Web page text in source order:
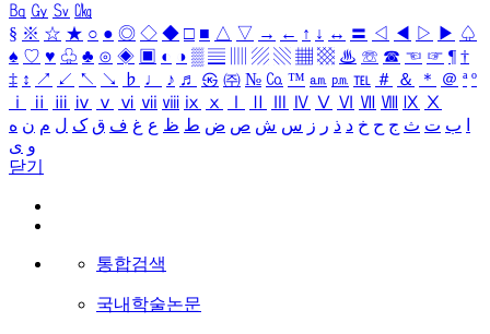
㏃ ㏉ ㏜ ㏆
§ ※ ☆ ★ ○ ● ◎ ◇ ◆ □ ■ △ ▽ → ← ↑ ↓ ↔ 〓 ◁ ◀ ▷ ▶ ♤
♠ ♡ ♥ ♧ ♣ ⊙ ◈ ▣ ◐ ◑ ▒ ▤ ▨ ▧ ▦ ▩ ♨ ☏ ☎ ☜ ☞ ¶ †
‡ ↕ ↗ ↙ ↖ ↘ ♭ ♩ ♪ ♬ ㉿ ㈜ № ㏇ ™ ㏂ ㏘ ℡ ＃ ＆ ＊ ＠ ª º
ⅰ
ⅱ ⅲ ⅳ ⅴ ⅵ ⅶ ⅷ ⅸ ⅹ Ⅳ Ⅴ Ⅵ Ⅶ Ⅷ Ⅸ Ⅹ
ب ت ث ج ح خ د ذ ر ز س ش ص ض ط ظ ع غ ف ق ک ل م ن ه
و ی
닫기
통합검색
국내학술논문